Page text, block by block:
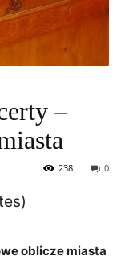
–
0
238
oblicze miasta